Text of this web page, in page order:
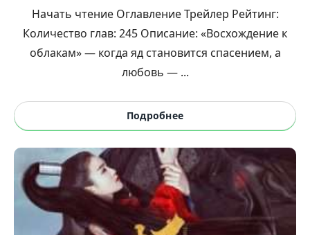
Начать чтение Оглавление Трейлер Рейтинг:
Количество глав: 245 Описание: «Восхождение к
облакам» — когда яд становится спасением, а
любовь — ...
Подробнее